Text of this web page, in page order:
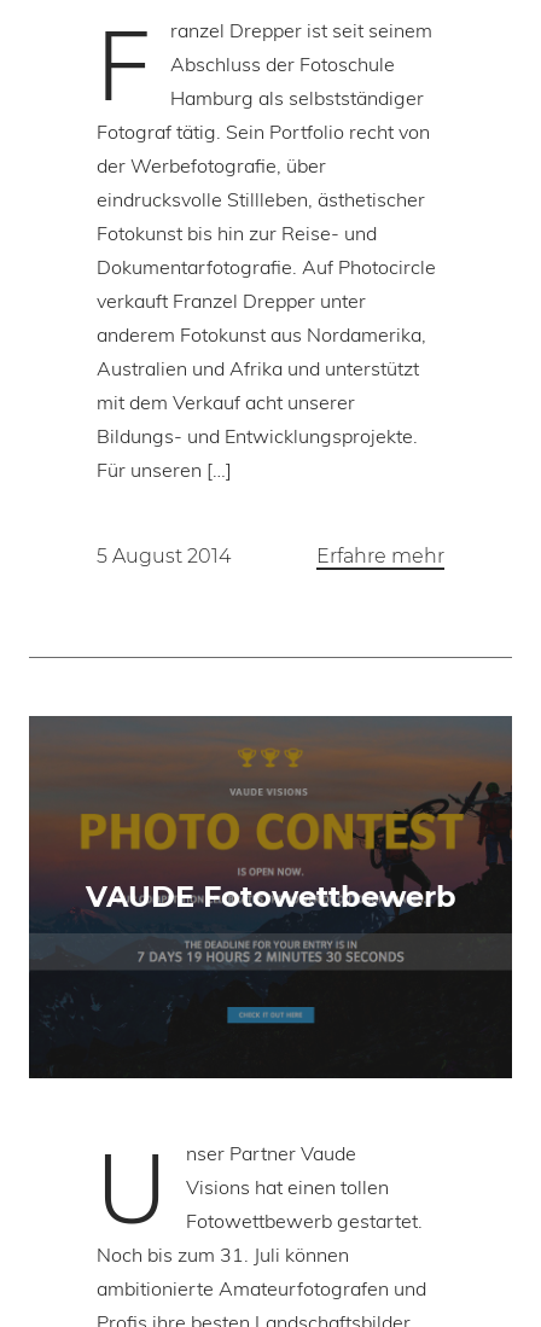
F
ranzel Drepper ist seit seinem
Abschluss der Fotoschule
Hamburg als selbstständiger
Fotograf tätig. Sein Portfolio recht von
der Werbefotografie, über
eindrucksvolle Stillleben, ästhetischer
Fotokunst bis hin zur Reise- und
Dokumentarfotografie. Auf Photocircle
verkauft Franzel Drepper unter
anderem Fotokunst aus Nordamerika,
Australien und Afrika und unterstützt
mit dem Verkauf acht unserer
Bildungs- und Entwicklungsprojekte.
Für unseren […]
5 August 2014 Erfahre mehr
VAUDE Fotowettbewerb
U
nser Partner Vaude
Visions hat einen tollen
Fotowettbewerb gestartet.
Noch bis zum 31. Juli können
ambitionierte Amateurfotografen und
Profis ihre besten Landschaftsbilder